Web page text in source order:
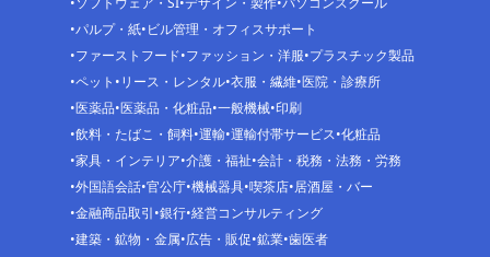
パルプ・紙 ビル管理・オフィスサポート
ファーストフード ファッション・洋服 プラスチック製品
ペット リース・レンタル 衣服・繊維 医院・診療所
医薬品 医薬品・化粧品 一般機械 印刷
飲料・たばこ・飼料 運輸 運輸付帯サービス 化粧品
家具・インテリア 介護・福祉 会計・税務・法務・労務
外国語会話 官公庁 機械器具 喫茶店 居酒屋・バー
金融商品取引 銀行 経営コンサルティング
建築・鉱物・金属 広告・販促 鉱業 歯医者